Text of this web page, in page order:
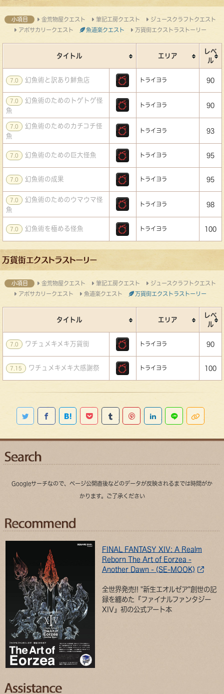
小項目 金荒物屋クエスト 筆記工房クエスト
ジュースクラフトクエスト
アポサカリークエスト
魚道楽クエスト 万貨街エクストラストーリー
タイトル エリア
レベ
ル
7.0 幻魚術と訳あり鮮魚店 トライヨラ 90
7.0
幻魚術のためのトゲトゲ怪
魚
トライヨラ 90
7.0
幻魚術のためのカチコチ怪
魚
トライヨラ 93
7.0 幻魚術のための巨大怪魚 トライヨラ 95
7.0 幻魚術の成果 トライヨラ 95
7.0
幻魚術のためのウマウマ怪
魚
トライヨラ 98
7.0 幻魚術を極める怪魚 トライヨラ 100
万貨街エクストラストーリー
小項目 金荒物屋クエスト 筆記工房クエスト
ジュースクラフトクエスト
アポサカリークエスト
魚道楽クエスト 万貨街エクストラストーリー
タイトル エリア
レベ
ル
7.0 ワチュメキメキ万貨街 トライヨラ 90
7.15 ワチュメキメキ大感謝祭 トライヨラ 100
Twitterで共有する
Facebookでシェアする
はてなブックマークに追加する
Pocketに保存する
TumblrPinterestに追加する
Linkedinでシェア
LINEで共有
Googleサーチなので、ページ公開直後などのデータが反映されるまでは時間がか
かります。ご了承ください
FINAL FANTASY XIV: A Realm
Reborn The Art of Eorzea -
Another Dawn - (SE-MOOK)
全世界発売!! "新生エオルゼア"創世の記
録を纏めた『ファイナルファンタジー
XIV』初の公式アート本